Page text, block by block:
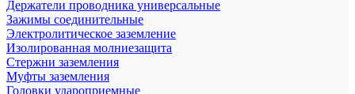
Держатели проводника универсальные
Зажимы соединительные
Электролитическое заземление
Изолированная молниезащита
Стержни заземления
Муфты заземления
Головки удароприемные